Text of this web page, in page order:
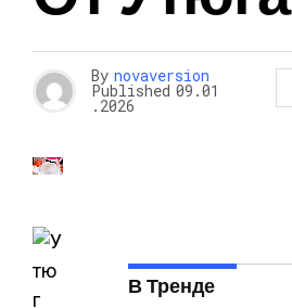
By novaversion
Published 09.01
.2026
В Тренде